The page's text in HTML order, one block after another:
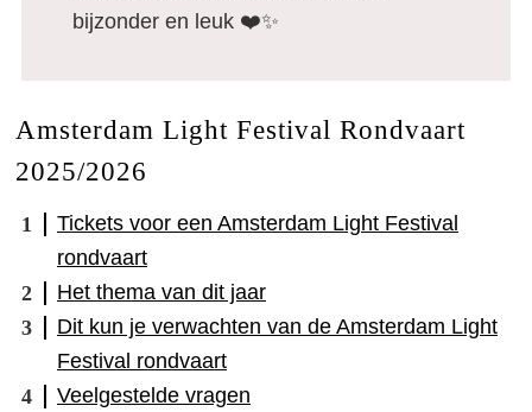
bijzonder en leuk ❤️✨
Amsterdam Light Festival Rondvaart
2025/2026
Tickets voor een Amsterdam Light Festival
rondvaart
Het thema van dit jaar
Dit kun je verwachten van de Amsterdam Light
Festival rondvaart
Veelgestelde vragen